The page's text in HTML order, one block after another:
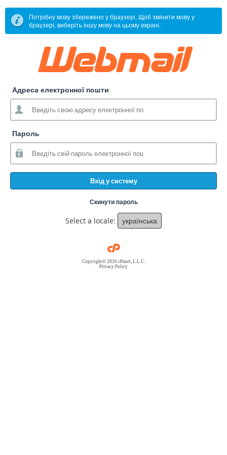
Потрібну мову збережено у браузері. Щоб змінити мову у
браузері, виберіть іншу мову на цьому екрані.
Адреса електронної пошти
Пароль
Вхід у систему
Скинути пароль
Select a locale: українська
Copyright© 2026 cPanel, L.L.C.
Privacy Policy